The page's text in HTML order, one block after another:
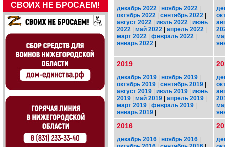
СВОИХ НЕ БРОСАЕМ! декабрь 2022 | ноябрь 2022 |
октябрь 2022 | сентябрь 2022 |
август 2022 | июль 2022 | июнь
2022 | май 2022 | апрель 2022 |
март 2022 | февраль 2022 |
январь 2022 |
2019
декабрь 2019 | ноябрь 2019 |
октябрь 2019 | сентябрь 2019 |
август 2019 | июль 2019 | июнь
2019 | май 2019 | апрель 2019 |
март 2019 | февраль 2019 |
январь 2019 |
2016
декабрь 2016 | ноябрь 2016 |